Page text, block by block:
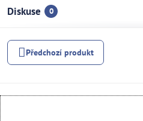
Diskuse 0
Předchozí produkt